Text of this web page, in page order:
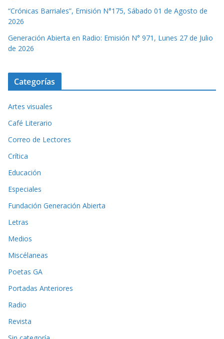
“Crónicas Barriales”, Emisión N°175, Sábado 01 de Agosto de
2026
Generación Abierta en Radio: Emisión N° 971, Lunes 27 de Julio
de 2026
Categorías
Artes visuales
Café Literario
Correo de Lectores
Crítica
Educación
Especiales
Fundación Generación Abierta
Letras
Medios
Miscélaneas
Poetas GA
Portadas Anteriores
Radio
Revista